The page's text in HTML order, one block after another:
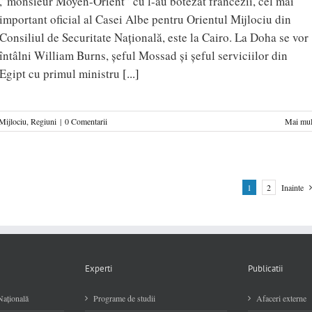
important oficial al Casei Albe pentru Orientul Mijlociu din
Consiliul de Securitate Națională, este la Cairo. La Doha se vor
întâlni William Burns, șeful Mossad și șeful serviciilor din
Egipt cu primul ministru [...]
, Regiuni | 0 Comentarii Mai
1 2 Inainte
Experti
Programe de studii
Publicatii
Afaceri externe